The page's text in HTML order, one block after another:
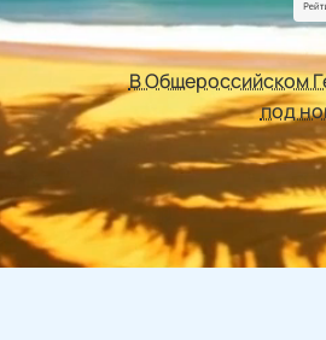
В Общероссийском
под